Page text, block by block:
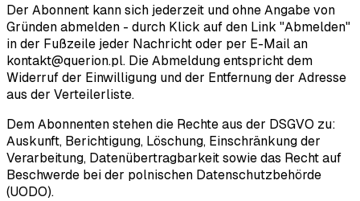
Der Abonnent kann sich jederzeit und ohne Angabe von
Gründen abmelden - durch Klick auf den Link "Abmelden"
in der Fußzeile jeder Nachricht oder per E-Mail an
kontakt@querion.pl. Die Abmeldung entspricht dem
Widerruf der Einwilligung und der Entfernung der Adresse
aus der Verteilerliste.
Dem Abonnenten stehen die Rechte aus der DSGVO zu:
Auskunft, Berichtigung, Löschung, Einschränkung der
Verarbeitung, Datenübertragbarkeit sowie das Recht auf
Beschwerde bei der polnischen Datenschutzbehörde
(UODO).